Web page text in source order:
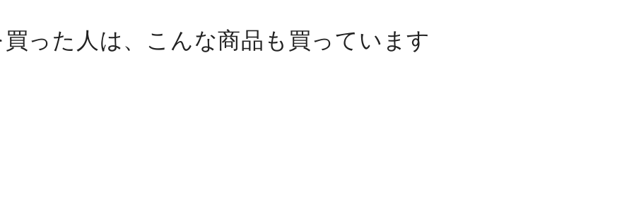
った人は、こんな商品も買っています